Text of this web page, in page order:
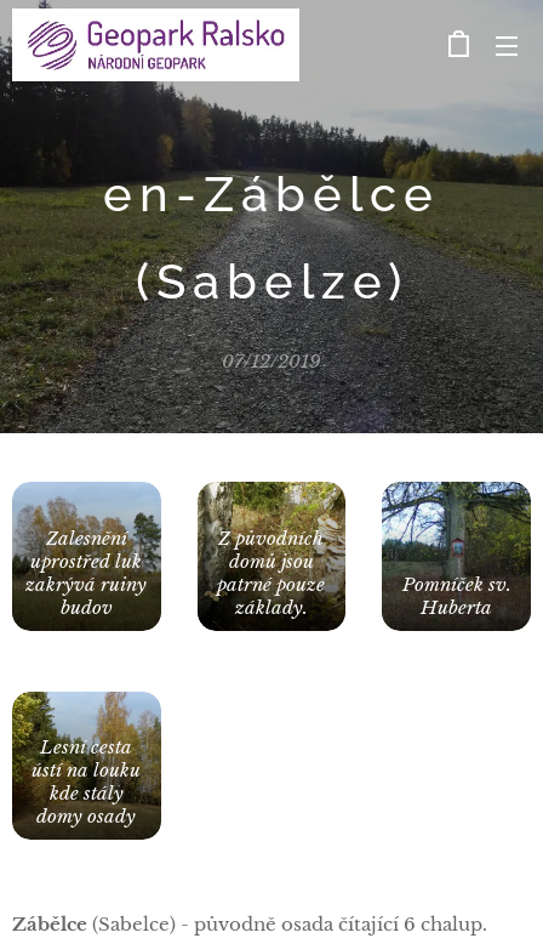
en-Zábělce
(Sabelze)
07/12/2019
Zalesnění
uprostřed luk
zakrývá ruiny
budov
Z původních
domů jsou
patrné pouze
základy.
Pomníček sv.
Huberta
Lesní cesta
ústí na louku
kde stály
domy osady
Zábělce (Sabelce) - původně osada čítající 6 chalup.